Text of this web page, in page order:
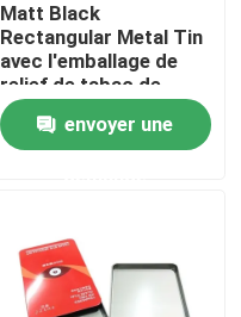
Matt Black
Rectangular Metal Tin
avec l'emballage de
relief de tabac de
couvercle
envoyer une